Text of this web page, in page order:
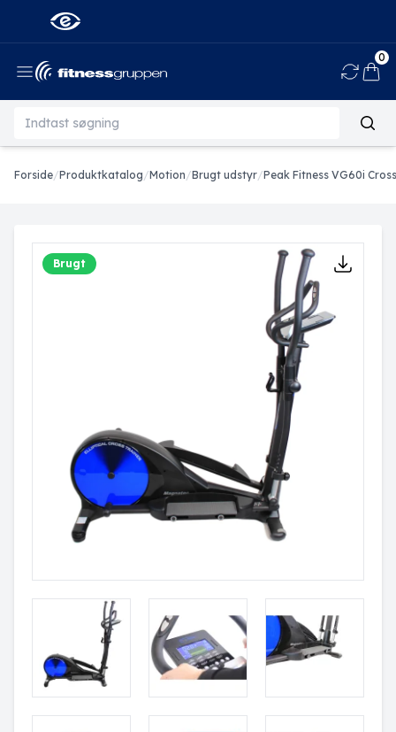
0
Forside/Produktkatalog/Motion/Brugt udstyr/Peak Fitness VG60i
Brugt